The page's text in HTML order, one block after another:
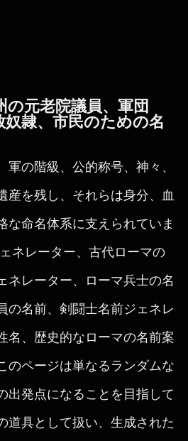
元老院議員、軍団
奴隷、市民のための名
の階級、公的称号、神々、
産を残し、それらは身分、血
な命名体系に支えられていま
ネレーター、古代ローマの
ネレーター、ローマ兵士の名
の名前、剣闘士名前ジェネレ
名、歴史的なローマの名前案
のページは単なるランダムな
出発点になることを目指して
道具として扱い、生成された